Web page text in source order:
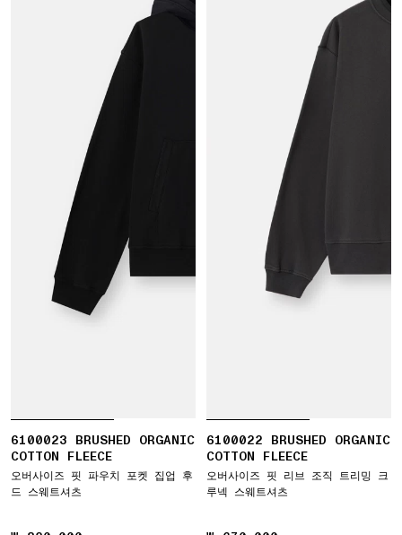
6100023 BRUSHED ORGANIC
COTTON FLEECE
오버사이즈 핏 파우치 포켓 집업 후
드 스웨트셔츠
6100022 BRUSHED ORGANIC
COTTON FLEECE
오버사이즈 핏 리브 조직 트리밍 크
루넥 스웨트셔츠